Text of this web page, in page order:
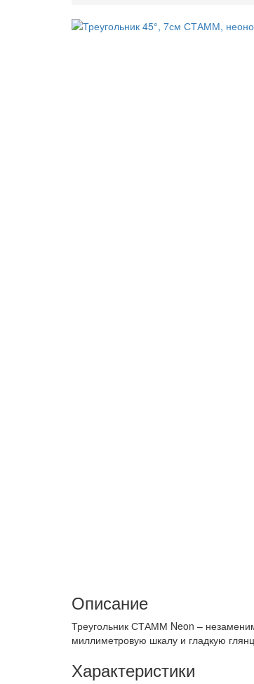
Описание
Треугольник СТАММ Neon –
миллиметровую шкалу и гладкую
Характеристики